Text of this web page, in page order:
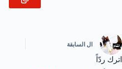
ال السابقة
اترك ردّاً